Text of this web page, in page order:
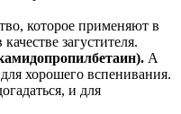
которое применяют в
загустителя.
А
хорошего вспенивания.
и для